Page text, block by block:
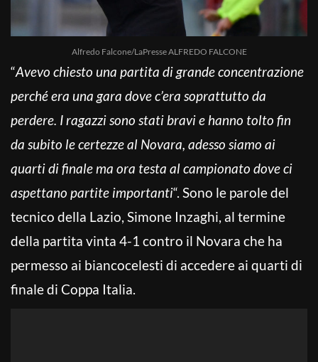
Alfredo Falcone/LaPresse ALFREDO FALCONE
“Avevo chiesto una partita di grande concentrazione
perché era una gara dove c’era soprattutto da
perdere. I ragazzi sono stati bravi e hanno tolto fin
da subito le certezze al Novara, adesso siamo ai
quarti di finale ma ora testa al campionato dove ci
aspettano partite importanti“. Sono le parole del
tecnico della Lazio, Simone Inzaghi, al termine
della partita vinta 4-1 contro il Novara che ha
permesso ai biancocelesti di accedere ai quarti di
finale di Coppa Italia.